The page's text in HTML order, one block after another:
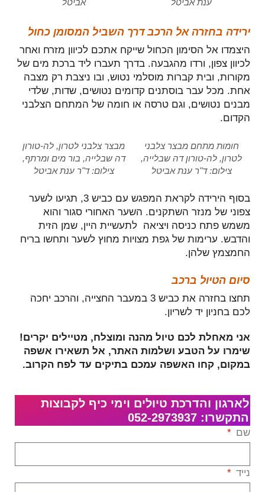
ענת אביטל
אביטל
ירידה בחזרה אל הרכב דרך השביל המסומן כחול
היצמדו אל הסימון הכחול שייקח אתכם לכיוון מזרח ואחר
לכיוון צפון, ורדו מהגבעה. בדרך תעברו ליד ברכת מים של
מקורות, ובית קברות מוסלמי נטוש, ובו ניצבת רק מצבה
אחת. מכל עבר בוסתנים קדומים נטושים, שדות, שלדי
מבנים נטושים, וגם טרסה או חומה של המתחם הצלבני
הקדום.
חומות מתחם מבצר צלבני
לטרון, לה-טורון דה שבלייה,
צילום: ד"ר ענת אביטל
מבצר צלבני לטרון, לה-טורון
דה שבלייה, בור מים ומרתף,
צילום: ד"ר ענת אביטל
בסוף הירידה לקראת המפגש עם כביש 3, תגיעו לשער
צפוני של מנזר השתקנים. השער האחורי סגור והוא
משמש פתח כניסה ויציאה לתעשיית היין, שמן הזית
והדבש. ערימות של גפת מצויות מחוץ לשער ותחשו בריח
החמצמץ שלהן.
סיום הטיול ברכב
תחצו בחזרה את כביש 3 במעבר החצייה, והרכב יחכה
לכם בחניון יד לשריון.
אני מאחלת לכם טיול מהנה ומוצלח, מטיילים יקרים!
שימרו על הטבע ושלמות האתר, אל תשאירו אשפה
במקום, קחו האשפה עמכם בתיקים עד לפח הקרוב.
לארגון והדרכת טיולים וימי כיף לקבוצות
התקשרו: 052-2973937
שם
נייד